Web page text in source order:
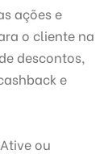
ações e
o cliente na
descontos,
e
ou